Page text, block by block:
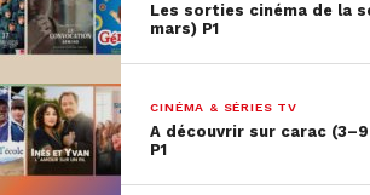
Les sorties cinéma de la
mars) P1
CINÉMA & SÉRIES TV
A découvrir sur carac (3–9
P1